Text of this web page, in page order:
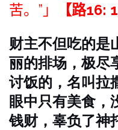
苦。”」
【路16:
财主不但吃的是
丽的排场，极尽
讨饭的，名叫拉
眼中只有美食，
钱财，辜负了神